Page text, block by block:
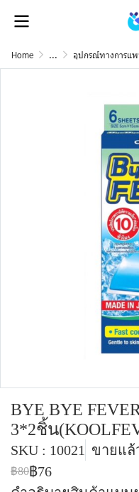
Home ... อุปกรณ์ทางการแ
BYE BYE
3*2ชิ้น
SKU : 10021 ขายแล้
฿80฿76